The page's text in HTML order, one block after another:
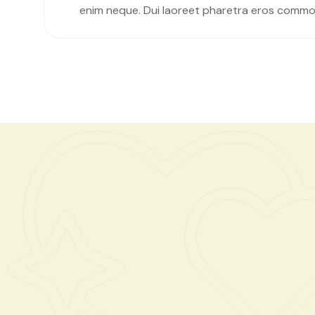
enim neque. Dui laoreet pharetra eros